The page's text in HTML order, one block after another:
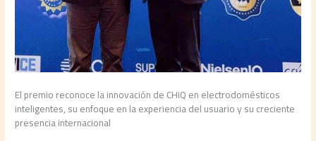
El premio reconoce la innovación de CHiQ en electrodomésticos
inteligentes, su enfoque en la experiencia del usuario y su creciente
presencia internacional